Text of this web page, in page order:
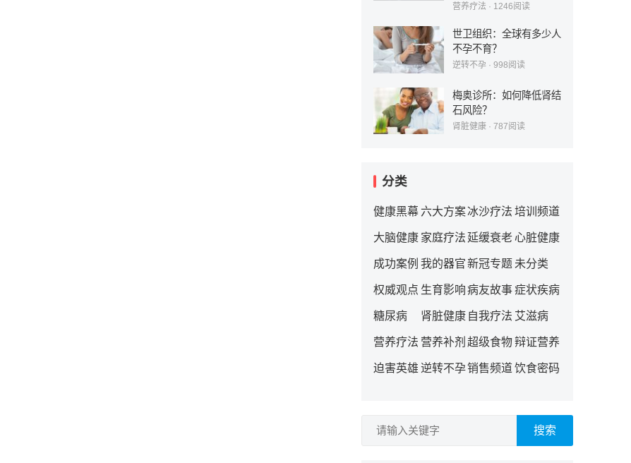
营养疗法 · 1246阅读
世卫组织：全球有多少人
不孕不育？
逆转不孕 · 998阅读
梅奥诊所：如何降低肾结
石风险？
肾脏健康 · 787阅读
分类
健康黑幕 六大方案冰沙疗法 培训频道
大脑健康 家庭疗法 延缓衰老 心脏健康
成功案例 我的器官新冠专题 未分类
权威观点 生育影响病友故事症状疾病
糖尿病 肾脏健康 自我疗法 艾滋病
营养疗法 营养补剂 超级食物辩证营养
迫害英雄 逆转不孕销售频道饮食密码
搜索